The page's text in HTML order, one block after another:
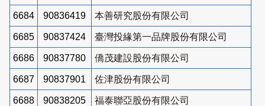
6684 90836419 本善研究股份有限公司
6685 90837424 臺灣投緣第一品牌股份有限公司
6686 90837780 僑茂建設股份有限公司
6687 90837901 佐津股份有限公司
6688 90838205 福泰聯亞股份有限公司